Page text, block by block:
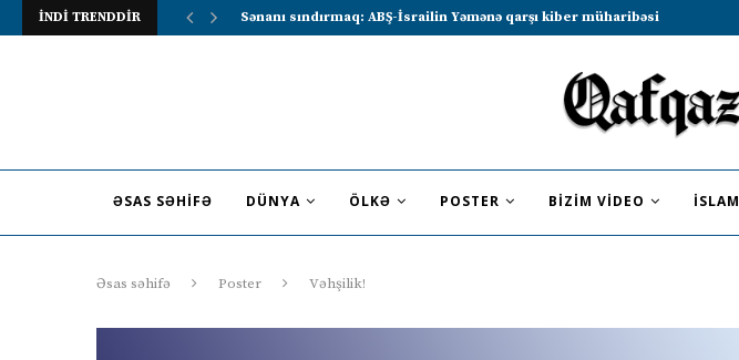
İNDİ TRENDDİR Lavrov Suriya prezidentini Rusiya–Ərəb sammitində iştirak etməyə dəvət...
ƏSAS SƏHIFƏ DÜNYA ÖLKƏ POSTER BIZIM VIDEO İSLAM
Əsas səhifə Poster Vəhşilik!